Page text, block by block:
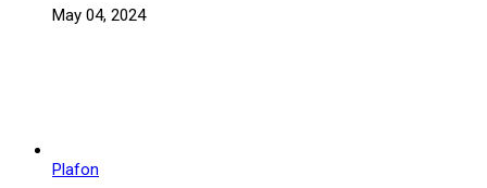
May 04, 2024
Plafon